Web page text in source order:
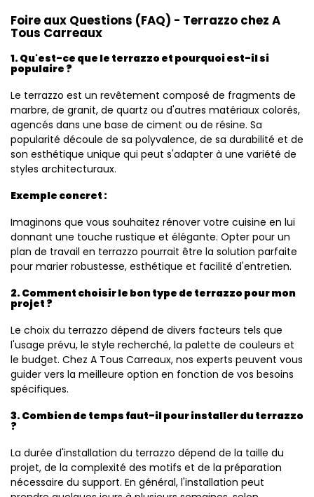
Foire aux Questions (FAQ) - Terrazzo chez A
Tous Carreaux
1. Qu'est-ce que le terrazzo et pourquoi est-il si
populaire ?
Le terrazzo est un revêtement composé de fragments de
marbre, de granit, de quartz ou d'autres matériaux colorés,
agencés dans une base de ciment ou de résine. Sa
popularité découle de sa polyvalence, de sa durabilité et de
son esthétique unique qui peut s'adapter à une variété de
styles architecturaux.
Exemple concret :
Imaginons que vous souhaitez rénover votre cuisine en lui
donnant une touche rustique et élégante. Opter pour un
plan de travail en terrazzo pourrait être la solution parfaite
pour marier robustesse, esthétique et facilité d'entretien.
2. Comment choisir le bon type de terrazzo pour mon
projet ?
Le choix du terrazzo dépend de divers facteurs tels que
l'usage prévu, le style recherché, la palette de couleurs et
le budget. Chez A Tous Carreaux, nos experts peuvent vous
guider vers la meilleure option en fonction de vos besoins
spécifiques.
3. Combien de temps faut-il pour installer du terrazzo
?
La durée d'installation du terrazzo dépend de la taille du
projet, de la complexité des motifs et de la préparation
nécessaire du support. En général, l'installation peut